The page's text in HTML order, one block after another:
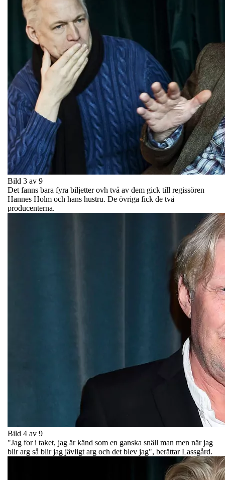
Bild 3 av 9
Det fanns bara fyra biljetter ovh två av dem gick till regissören
Hannes Holm och hans hustru. De övriga fick de två
producenterna.
Bild 4 av 9
"Jag for i taket, jag är känd som en ganska snäll man men när jag
blir arg så blir jag jävligt arg och det blev jag", berättar Lassgård.